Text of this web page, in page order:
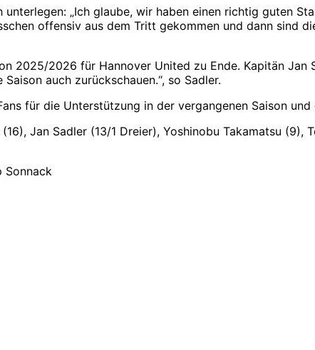
unterlegen: „Ich glaube, wir haben einen richtig guten
offensiv aus dem Tritt gekommen und dann sind
2025/2026 für Hannover United zu Ende. Kapitän Jan
auch zurückschauen.“, so Sadler.
für die Unterstützung in der vergangenen Saison
Jan Sadler (13/1 Dreier), Yoshinobu Takamatsu
Sonnack